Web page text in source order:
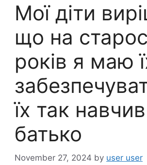
Мої діти
що на
років я маю
їх так навчив
батько
November 27, 2024 by user user